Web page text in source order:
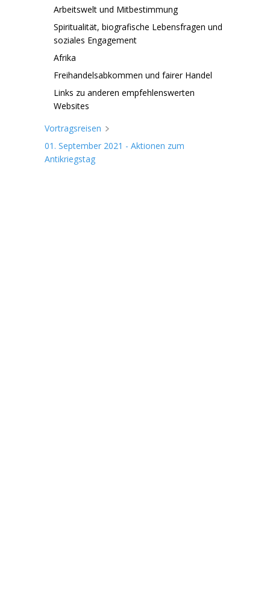
Arbeitswelt und Mitbestimmung
Spiritualität, biografische Lebensfragen und
soziales Engagement
Afrika
Freihandelsabkommen und fairer Handel
Links zu anderen empfehlenswerten
Websites
Vortragsreisen
01. September 2021 - Aktionen zum
Antikriegstag